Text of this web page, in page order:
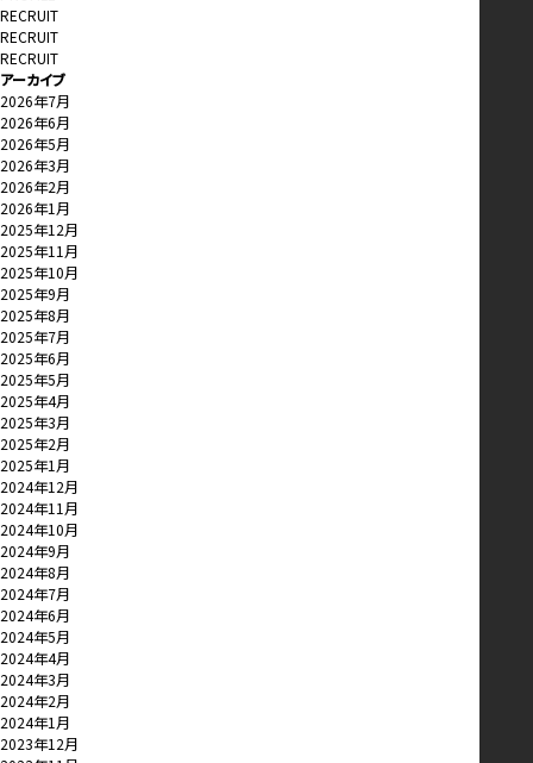
RECRUIT
RECRUIT
RECRUIT
アーカイブ
2026年7月
2026年6月
2026年5月
2026年3月
2026年2月
2026年1月
2025年12月
2025年11月
2025年10月
2025年9月
2025年8月
2025年7月
2025年6月
2025年5月
2025年4月
2025年3月
2025年2月
2025年1月
2024年12月
2024年11月
2024年10月
2024年9月
2024年8月
2024年7月
2024年6月
2024年5月
2024年4月
2024年3月
2024年2月
2024年1月
2023年12月